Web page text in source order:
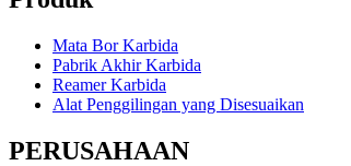
Mata Bor Karbida
Pabrik Akhir Karbida
Reamer Karbida
Alat Penggilingan yang Disesuaikan
PERUSAHAAN